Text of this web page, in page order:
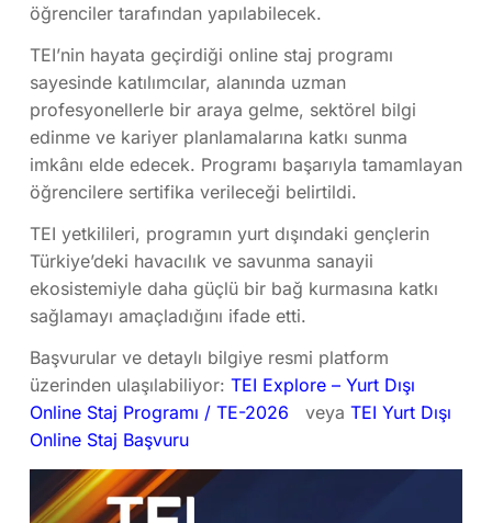
öğrenciler tarafından yapılabilecek.
TEI’nin hayata geçirdiği online staj programı
sayesinde katılımcılar, alanında uzman
profesyonellerle bir araya gelme, sektörel bilgi
edinme ve kariyer planlamalarına katkı sunma
imkânı elde edecek. Programı başarıyla tamamlayan
öğrencilere sertifika verileceği belirtildi.
TEI yetkilileri, programın yurt dışındaki gençlerin
Türkiye’deki havacılık ve savunma sanayii
ekosistemiyle daha güçlü bir bağ kurmasına katkı
sağlamayı amaçladığını ifade etti.
Başvurular ve detaylı bilgiye resmi platform
üzerinden ulaşılabiliyor: TEI Explore – Yurt Dışı
Online Staj Programı / TE-2026
veya TEI Yurt Dışı
Online Staj Başvuru